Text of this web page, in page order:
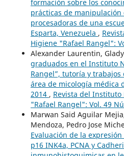
formación sobre los
prácticas de
procesadoras de una
Esparta, Venezuela ,
Higiene "Rafael Rangel":
Alexander Laurentin,
graduados en el Instituto
Rangel”, tutoría y
área de micología médica
2014 , Revista del
"Rafael Rangel": Vol. 49
Marwan Said Aguilar
Mendoza, Pedro Jose
Evaluación de la
p16 INK4a, PCNA y